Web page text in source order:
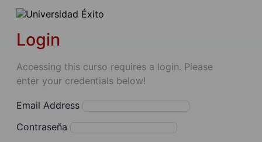
Login
Accessing this curso requires a login. Please
enter your credentials below!
Email Address
Contraseña